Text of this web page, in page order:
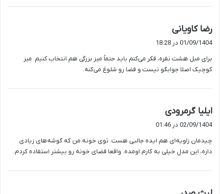
رضا کاویانی
ف
01/09/1404 در 18:28
برای مبل هشت نفره، فکر می‌کنم باید حتماً میز بزرگی هم انتخاب کنیم. میز
کوچیک اصلا جوابگو نیست و فضا رو شلوغ می‌کنه.
ایلیا گرمرودی
:
02/09/1404 در 01:46
چیدمان زاویه‌ای هم ایده جالبی هست. توی خونه من که گوشه‌های زیادی
داره، این مدل خیلی به کارم اومده. واقعا فضای خونه رو بیشتر استفاده کردم.